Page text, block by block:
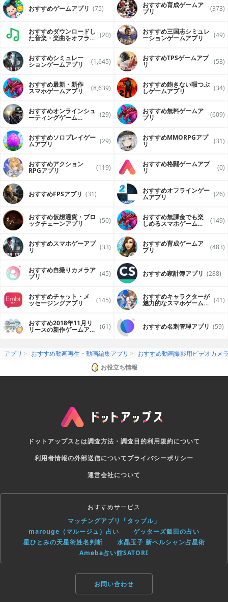
おすすめゲームアプリ (75) おすすめ育成ゲームア
プリ (373)
おすすめダウンロードし
た音楽・楽曲をオフライ (20) おすすめ三国志シミュレ
ーションゲームアプリ (49)
おすすめシミュレー
ションゲームアプリ (1,645) おすすめTPSゲームアプ
リ (53)
おすすめ最新・新作
スマホゲームアプリ (8,639) おすすめ飽きない暇つぶ
しゲームアプリ (34)
おすすめオンラインシュ
ーティングゲーム (29) おすすめ無料ゲームア
プリ (609)
おすすめソロプレイゲー
ムアプリ (29) おすすめ MMORPGアプ
リ (31)
おすすめアクション
RPGアプリ (119) おすすめ格闘ゲームアプ
リ (0)
おすすめFPSアプリ (31) おすすめオフラインゲー
ムアプリ (26)
おすすめ仮想通貨・ブロ
ックチェーンアプリ (50) おすすめ無課金でも楽
しめるスマホゲームア (149)
おすすめスマホゲーアプ
リ (33) おすすめ育成ゲームア
プリ (483)
おすすめ自撮りカメラア
プリ (45) おすすめ家計簿アプリ (288)
おすすめチャット・メ
ッセージングアプリ (145) おすすめキャラクターが
魅力的なスマホゲームア (41)
おすすめ2018年11月リ
リースの新作ゲームアプ (61) おすすめ名刺管理アプリ (59)
アプリ おすすめ動画再生・動画編集アプリ
おすすめ動画撮影用ビデオカメ
お役立ち情報
ドットアップスとは調査方法・調査目的利用規約について
利用者情報の外部送信についてプライバシーポリシー
運営会社について
おすすめサービス
マッチングアプリ「タップル」
marouge（マルージュ）占い
ゲッターズ飯田の占い
星ひとみの天星術姓名判断
水晶玉子 新ペルシャン占星術
Ameba占い館SATORI
お問い合わせ